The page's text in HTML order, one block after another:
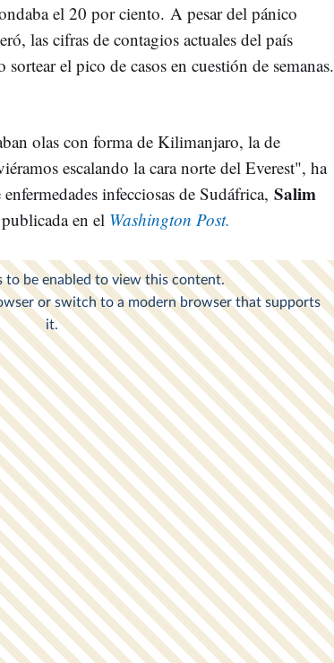
el 20 por ciento. A pesar del pánico
las cifras de contagios actuales del país
el pico de casos en cuestión de semanas.
olas con forma de Kilimanjaro, la de
escalando la cara norte del Everest", ha
infecciosas de Sudáfrica, Salim
en el Washington Post.